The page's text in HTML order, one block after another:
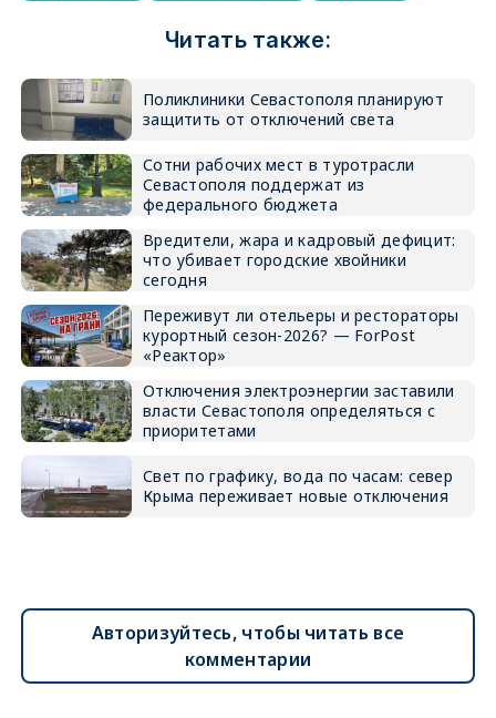
Читать также:
Поликлиники Севастополя планируют
защитить от отключений света
Сотни рабочих мест в туротрасли
Севастополя поддержат из
федерального бюджета
Вредители, жара и кадровый дефицит:
что убивает городские хвойники
сегодня
Переживут ли отельеры и рестораторы
курортный сезон-2026? — ForPost
«Реактор»
Отключения электроэнергии заставили
власти Севастополя определяться с
приоритетами
Свет по графику, вода по часам: север
Крыма переживает новые отключения
Авторизуйтесь, чтобы читать все
комментарии